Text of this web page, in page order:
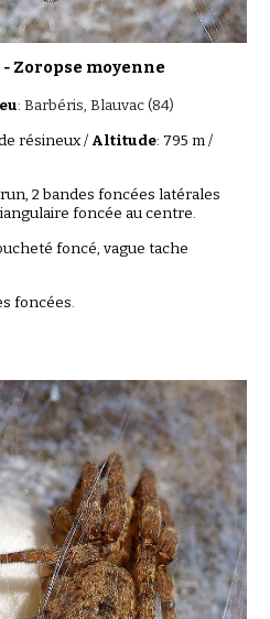
- Zoropse moyenne
:Barbéris, Blauvac (84)
résineux / Altitude: 795 m /
2 bandes foncées latérales
foncée au centre.
foncé, vague tache
foncées.